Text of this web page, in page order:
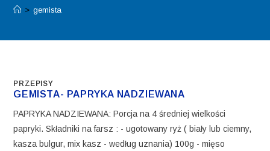
> gemista
PRZEPISY
GEMISTA- PAPRYKA NADZIEWANA
PAPRYKA NADZIEWANA: Porcja na 4 średniej wielkości
papryki. Składniki na farsz : - ugotowany ryż ( biały lub ciemny,
kasza bulgur, mix kasz - według uznania) 100g - mięso